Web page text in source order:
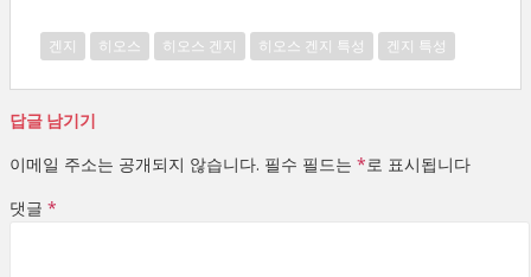
겐지 히오스 히오스 겐지 히오스 겐지 특성 겐지 특성
답글 남기기
이메일 주소는 공개되지 않습니다. 필수 필드는 *로 표시됩니다
댓글 *